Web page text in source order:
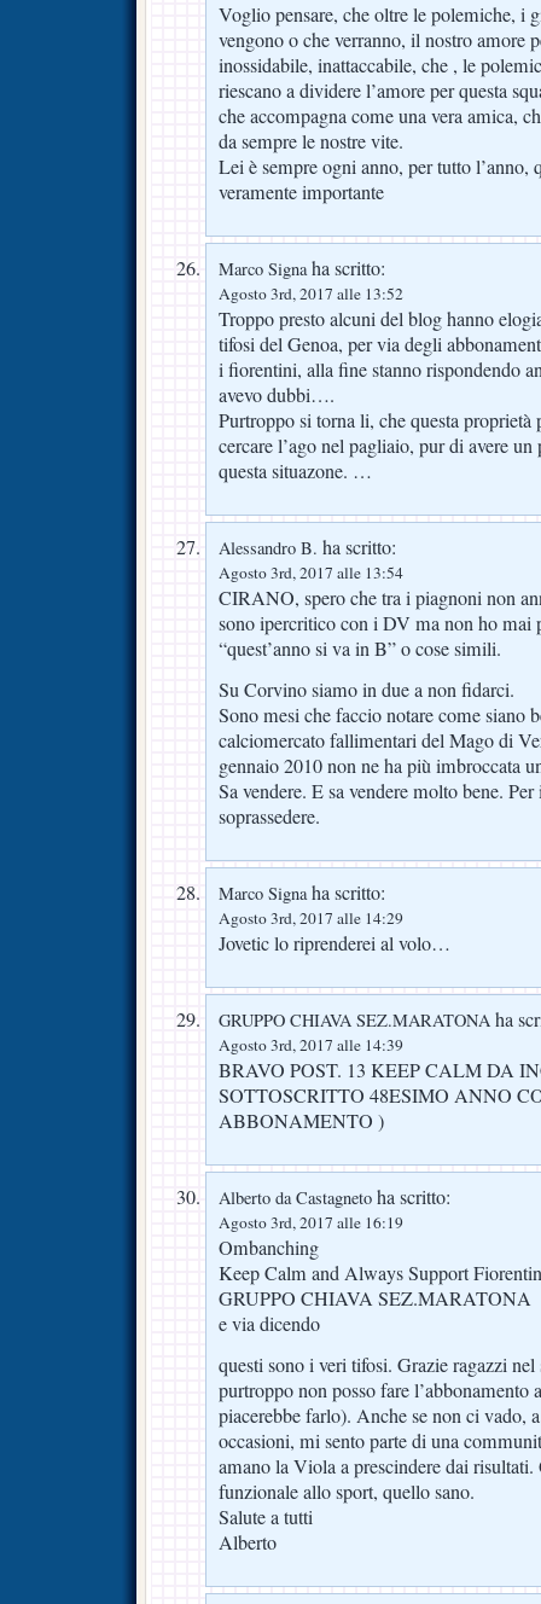
Voglio pensare, che oltre le polemiche, i
vengono o che verranno, il nostro amore
inossidabile, inattaccabile, che , le
riescano a dividere l’amore per questa
che accompagna come una vera amica,
da sempre le nostre vite.
Lei è sempre ogni anno, per tutto l’anno,
veramente importante
Marco Signaha scritto:
Agosto 3rd, 2017 alle 13:52
Troppo presto alcuni del blog hanno
tifosi del Genoa, per via degli
i fiorentini, alla fine stanno rispondendo
avevo dubbi….
Purtroppo si torna li, che questa proprietà
cercare l’ago nel pagliaio, pur di avere
questa situazone. …
Alessandro B. ha scritto:
Agosto 3rd, 2017 alle 13:54
CIRANO, spero che tra i piagnoni non
sono ipercritico con i DV ma non ho mai
“quest’anno si va in B” o cose simili.
Su Corvino siamo in due a non fidarci.
Sono mesi che faccio notare come siano
calciomercato fallimentari del Mago di
gennaio 2010 non ne ha più imbroccata
Sa vendere. E sa vendere molto bene.
soprassedere.
Marco Signaha scritto:
Agosto 3rd, 2017 alle 14:29
Jovetic lo riprenderei al volo…
GRUPPO CHIAVA SEZ.MARATONA ha
Agosto 3rd, 2017 alle 14:39
BRAVO POST. 13 KEEP CALM DA
SOTTOSCRITTO 48ESIMO ANNO
ABBONAMENTO )
Alberto da Castagneto ha scritto:
Agosto 3rd, 2017 alle 16:19
Ombanching
Keep Calm and Always Support
GRUPPO CHIAVA SEZ.MARATONA
e via dicendo
questi sono i veri tifosi. Grazie ragazzi
purtroppo non posso fare l’abbonamento
piacerebbe farlo). Anche se non ci vado,
occasioni, mi sento parte di una
amano la Viola a prescindere dai
funzionale allo sport, quello sano.
Salute a tutti
Alberto